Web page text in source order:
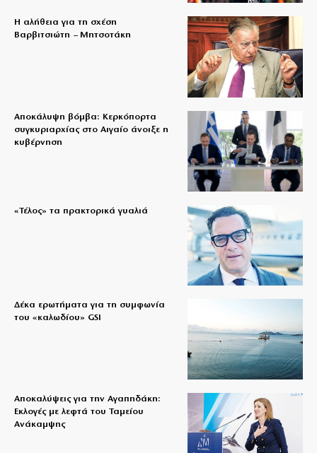
Η αλήθεια για τη σχέση
Βαρβιτσιώτη – Μητσοτάκη
Αποκάλυψη βόμβα: Κερκόπορτα
συγκυριαρχίας στο Αιγαίο άνοιξε η
κυβέρνηση
«Τέλος» τα πρακτορικά γυαλιά
Δέκα ερωτήματα για τη συμφωνία
του «καλωδίου» GSI
Αποκαλύψεις για την Αγαπηδάκη:
Εκλογές με λεφτά του Ταμείου
Ανάκαμψης